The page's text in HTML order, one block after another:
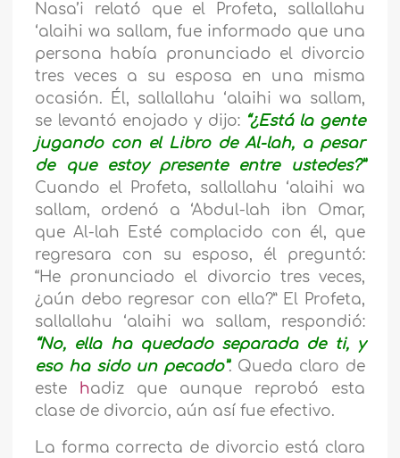
Nasa’i relató que el Profeta, sallallahu
‘alaihi wa sallam, fue informado que una
persona había pronunciado el divorcio
tres veces a su esposa en una misma
ocasión. Él, sallallahu ‘alaihi wa sallam,
se levantó enojado y dijo: “¿Está la gente
jugando con el Libro de Al-lah, a pesar
de que estoy presente entre ustedes?”
Cuando el Profeta, sallallahu ‘alaihi wa
sallam, ordenó a ‘Abdul-lah ibn Omar,
que Al-lah Esté complacido con él, que
regresara con su esposo, él preguntó:
“He pronunciado el divorcio tres veces,
¿aún debo regresar con ella?” El Profeta,
sallallahu ‘alaihi wa sallam, respondió:
“No, ella ha quedado separada de ti, y
eso ha sido un pecado”. Queda claro de
este hadiz que aunque reprobó esta
clase de divorcio, aún así fue efectivo.
La forma correcta de divorcio está clara